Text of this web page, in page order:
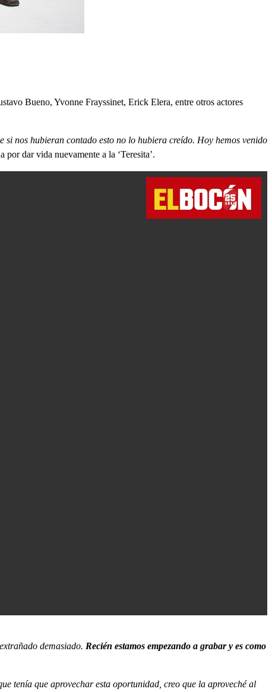
Bueno, Yvonne Frayssinet, Erick Elera, entre otros actores
si nos hubieran contado esto no lo hubiera creído. Hoy hemos venido
dar vida nuevamente a la ‘Teresita’.
demasiado. Recién estamos empezando a grabar y es como
tenía que aprovechar esta oportunidad, creo que la aproveché al